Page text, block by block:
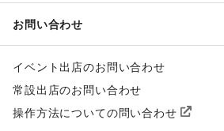
お問い合わせ
イベント出店のお問い合わせ
常設出店のお問い合わせ
操作方法についての問い合わせ